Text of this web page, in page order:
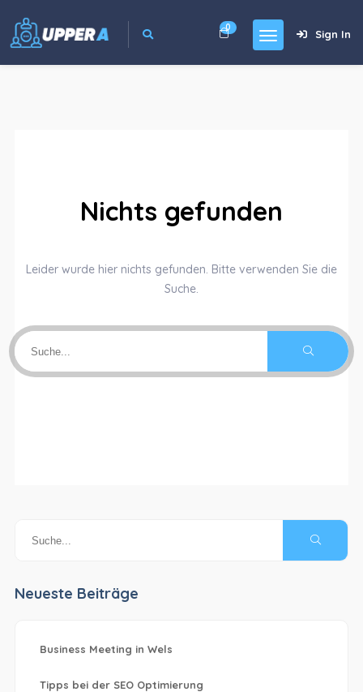
Sign In
0
Nichts gefunden
Leider wurde hier nichts gefunden. Bitte verwenden Sie die
Suche.
Neueste Beiträge
Business Meeting in Wels
Tipps bei der SEO Optimierung